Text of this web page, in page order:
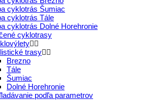
cyklotrás Šumiac
cyklotrás Tále
cyklotrás Dolné Horehronie
cyklotrasy
trasy
Brezno
Tále
Šumiac
Dolné Horehronie
podľa parametrov